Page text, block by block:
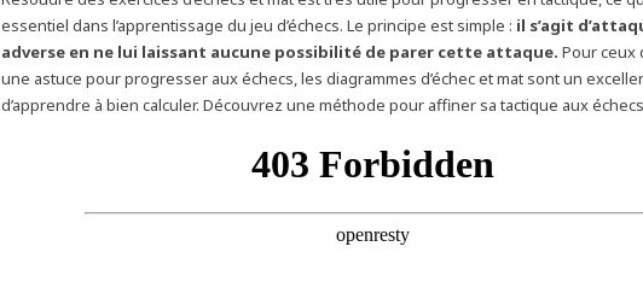
essentiel dans l’apprentissage du jeu d’échecs. Le principe est simple : il s’agit
adverse en ne lui laissant aucune possibilité de parer cette attaque. Pour ceux
une astuce pour progresser aux échecs, les diagrammes d’échec et mat sont un
d’apprendre à bien calculer. Découvrez une méthode pour affiner sa tactique aux